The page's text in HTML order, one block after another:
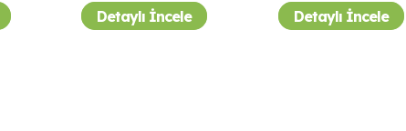
Detaylı İncele Detaylı İncele